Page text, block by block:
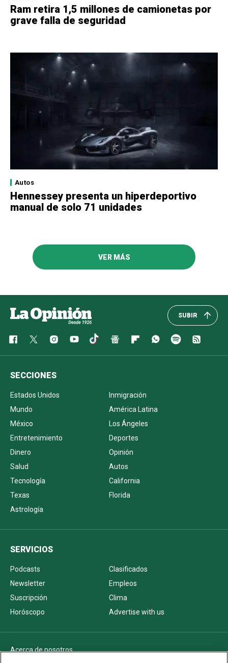
Ram retira 1,5 millones de camionetas por
grave falla de seguridad
Autos
Hennessey presenta un hiperdeportivo
manual de solo 71 unidades
VER MÁS
SUBIR
SECCIONES
Estados Unidos
Inmigración
Mundo
América Latina
México
Los Ángeles
Entretenimiento
Deportes
Dinero
Opinión
Salud
Autos
Tecnología
California
Texas
Florida
Astrología
SERVICIOS
Podcasts
Clasificados
Newsletter
Empleos
Suscripción
Clima
Horóscopo
Advertise with us
Acerca de nosotros